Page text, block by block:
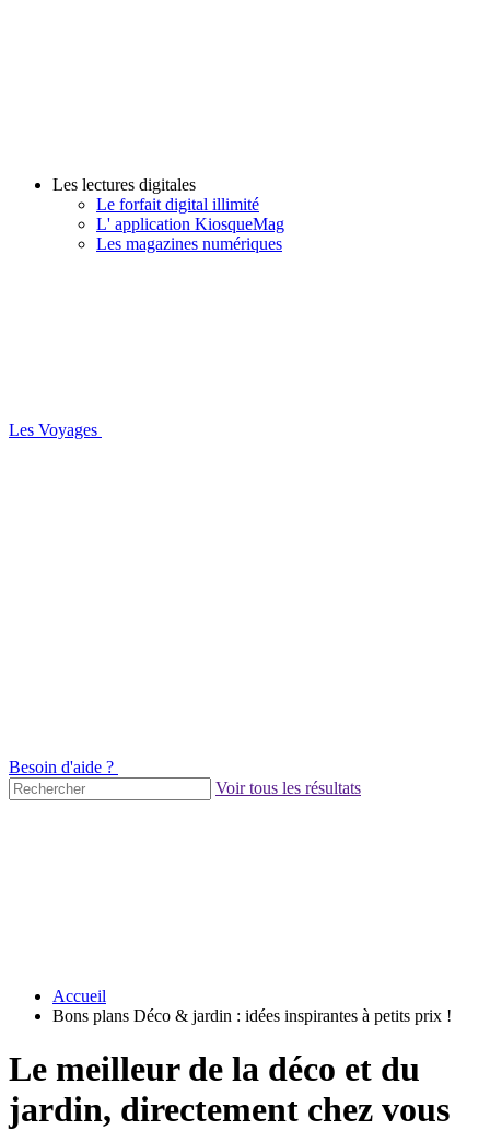
Les lectures digitales
Le forfait digital illimité
L' application KiosqueMag
Les magazines numériques
Les Voyages
Besoin d'aide ?
Voir tous les résultats
Accueil
Bons plans Déco & jardin : idées inspirantes à petits prix !
Le meilleur de la déco et du
jardin, directement chez vous